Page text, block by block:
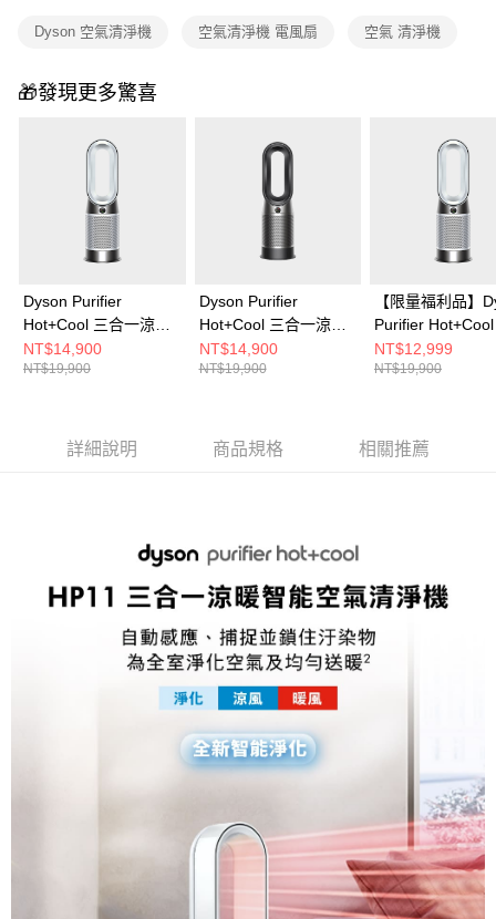
Dyson 空氣清淨機 空氣清淨機 電風扇 空氣 清淨機
🎁發現更多驚喜
Dyson Purifier
Hot+Cool 三合一涼暖
智能空氣清淨機
HP11(白色)
NT$14,900
NT$19,900
Dyson Purifier
Hot+Cool 三合一涼暖
智能空氣清淨機
HP11(黑色)
NT$14,900
NT$19,900
【限量福利品】
Purifier
一涼暖智能空氣
HP11(白色)
NT$12,999
NT$19,900
詳細說明 商品規格 相關推薦